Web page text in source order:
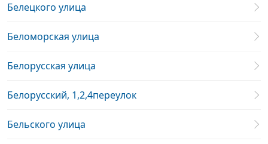
Белецкого улица
Беломорская улица
Белорусская улица
Белорусский, 1,2,4переулок
Бельского улица